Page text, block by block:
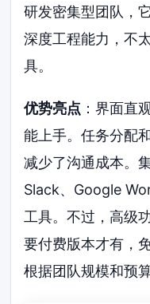
研发密集型团队，
深度工程能力，不
具。
优势亮点 ：界面直
能上手。任务分配
减少了沟通成本。
Slack、Google
工具。不过，高级
要付费版本才有，
根据团队规模和预